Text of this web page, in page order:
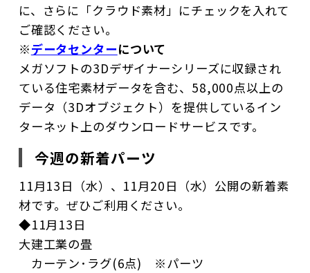
に、さらに「クラウド素材」にチェックを入れて
ご確認ください。
※データセンターについて
メガソフトの3Dデザイナーシリーズに収録され
ている住宅素材データを含む、58,000点以上の
データ（3Dオブジェクト）を提供しているイン
ターネット上のダウンロードサービスです。
今週の新着パーツ
11月13日（水）、11月20日（水）公開の新着素
材です。ぜひご利用ください。
◆11月13日
大建工業の畳
カーテン･ラグ(6点) ※パーツ